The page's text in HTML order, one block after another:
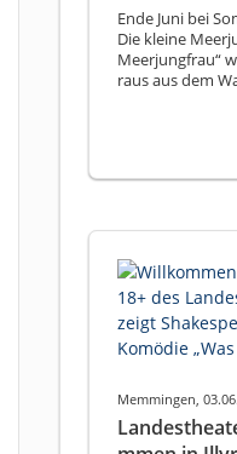
Ende Juni bei
Die kleine
Meerjungfrau“
raus aus dem
Memmingen,